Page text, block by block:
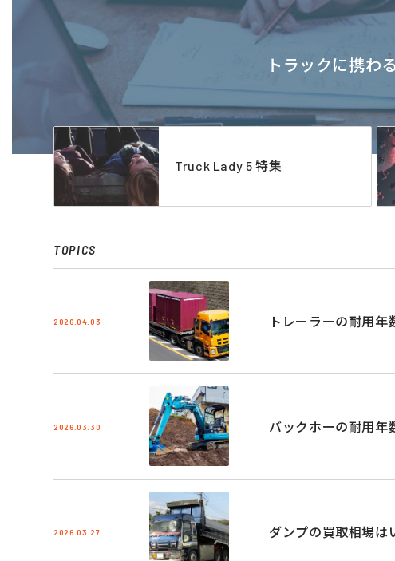
トラックに携わ
Truck Lady 5 特集
TOPICS
2026.04.03 トレーラーの耐用
2026.03.30 バックホーの耐用年
2026.03.27 ダンプの買取相場は